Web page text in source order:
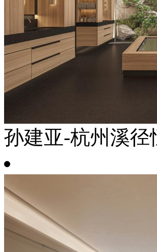
孙建亚-杭州溪径